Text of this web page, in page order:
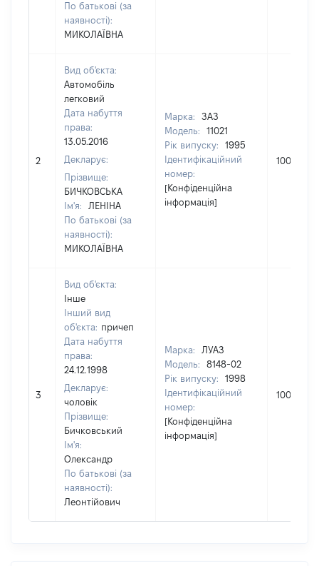
По батькові (за
наявності):
МИКОЛАЇВНА
2
Вид об'єкта:
Автомобіль
легковий
Дата набуття
права:
13.05.2016
Декларує:
Прізвище:
БИЧКОВСЬКА
Ім'я:
ЛЕНІНА
По батькові (за
наявності):
МИКОЛАЇВНА
Марка:
ЗАЗ
Модель:
11021
Рік випуску:
1995
Ідентифікаційний
номер:
[Конфіденційна
інформація]
1000
3
Вид об'єкта:
Інше
Інший вид
об'єкта: причеп
Дата набуття
права:
24.12.1998
Декларує:
чоловік
Прізвище:
Бичковський
Ім'я:
Олександр
По батькові (за
наявності):
Леонтійович
Марка:
ЛУАЗ
Модель:
8148-02
Рік випуску:
1998
Ідентифікаційний
номер:
[Конфіденційна
інформація]
1000